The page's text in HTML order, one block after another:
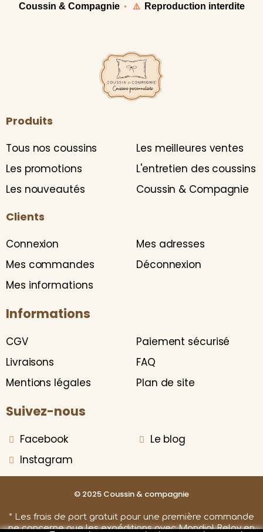
Coussin & Compagnie • ⚠️ Reproduction interdite
Produits
Tous nos coussins
Les promotions
Les nouveautés
Les meilleures ventes
L'entretien des coussins
Coussin & Compagnie
Clients
Connexion
Mes commandes
Mes informations
Mes adresses
Déconnexion
Informations
CGV
Livraisons
Mentions légales
Paiement sécurisé
FAQ
Plan de site
Suivez-nous
Facebook
Instagram
Le blog
© 2025 Coussin & compagnie
* Les frais de port gratuit pour une première commande
ne concerne que les expéditions avec Mondial Relay en